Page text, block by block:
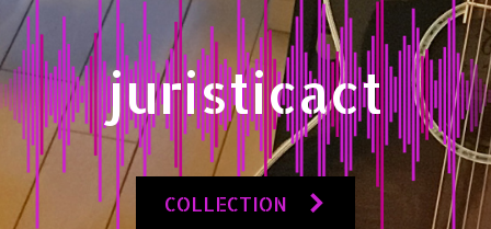
juristicact
COLLECTION